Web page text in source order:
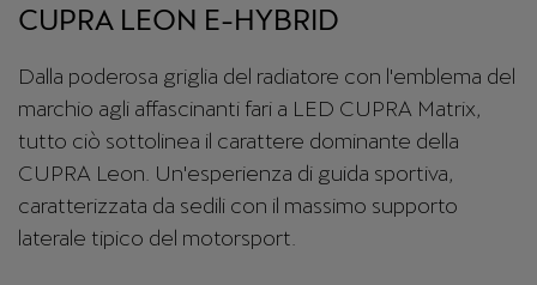
CUPRA LEON E-HYBRID
Dalla poderosa griglia del radiatore con l'emblema del
marchio agli affascinanti fari a LED CUPRA Matrix,
tutto ciò sottolinea il carattere dominante della
CUPRA Leon. Un'esperienza di guida sportiva,
caratterizzata da sedili con il massimo supporto
laterale tipico del motorsport.